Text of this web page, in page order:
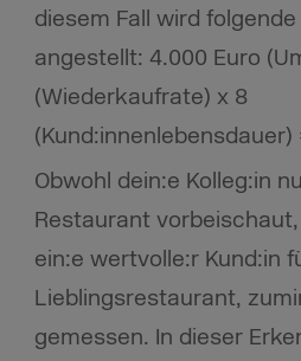
diesem Fall wird
angestellt: 4.000 Euro
(Wiederkaufrate) x 8
(Kund:innenlebensdauer)
Obwohl dein:e Kolleg:in
Restaurant
ein:e wertvolle:r Kund:in
Lieblingsrestaurant,
gemessen. In dieser